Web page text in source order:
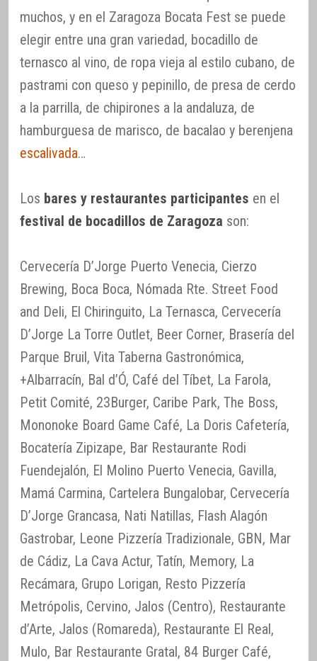
muchos, y en el Zaragoza Bocata Fest se puede
elegir entre una gran variedad, bocadillo de
ternasco al vino, de ropa vieja al estilo cubano, de
pastrami con queso y pepinillo, de presa de cerdo
a la parrilla, de chipirones a la andaluza, de
hamburguesa de marisco, de bacalao y berenjena
escalivada…
Los bares y restaurantes participantes en el
festival de bocadillos de Zaragoza son:
Cervecería D’Jorge Puerto Venecia, Cierzo
Brewing, Boca Boca, Nómada Rte. Street Food
and Deli, El Chiringuito, La Ternasca, Cervecería
D’Jorge La Torre Outlet, Beer Corner, Brasería del
Parque Bruil, Vita Taberna Gastronómica,
+Albarracín, Bal d’Ó, Café del Tíbet, La Farola,
Petit Comité, 23Burger, Caribe Park, The Boss,
Mononoke Board Game Café, La Doris Cafetería,
Bocatería Zipizape, Bar Restaurante Rodi
Fuendejalón, El Molino Puerto Venecia, Gavilla,
Mamá Carmina, Cartelera Bungalobar, Cervecería
D’Jorge Grancasa, Nati Natillas, Flash Alagón
Gastrobar, Leone Pizzería Tradizionale, GBN, Mar
de Cádiz, La Cava Actur, Tatín, Memory, La
Recámara, Grupo Lorigan, Resto Pizzería
Metrópolis, Cervino, Jalos (Centro), Restaurante
d’Arte, Jalos (Romareda), Restaurante El Real,
Mulo, Bar Restaurante Gratal, 84 Burger Café,